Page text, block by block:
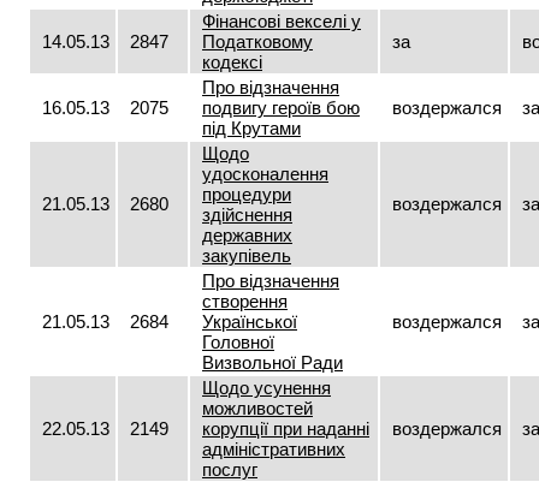
14.05.13 2847
Фінансові векселі у
Податковому
кодексі
за
16.05.13 2075
Про відзначення
подвигу героїв бою
під Крутами
воздержался за
21.05.13 2680
Щодо
удосконалення
процедури
здійснення
державних
закупівель
воздержался за
21.05.13 2684
Про відзначення
створення
Української
Головної
Визвольної Ради
воздержался за
22.05.13 2149
Щодо усунення
можливостей
корупції при наданні
адміністративних
послуг
воздержался за